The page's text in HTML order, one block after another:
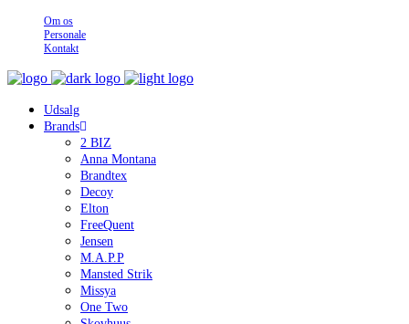
Om os
Personale
Kontakt
Udsalg
Brands
2 BIZ
Anna Montana
Brandtex
Decoy
Elton
FreeQuent
Jensen
M.A.P.P
Mansted Strik
Missya
One Two